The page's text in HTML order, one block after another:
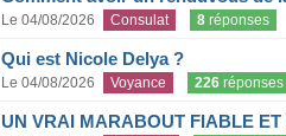
Le 04/08/2026 Consulat 8réponses
Qui est Nicole Delya ?
Le 04/08/2026 Voyance 226réponses
UN VRAI MARABOUT FIABLE